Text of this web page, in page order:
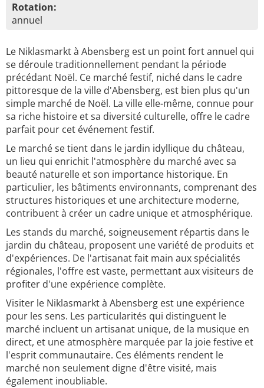
Rotation:
annuel
Le Niklasmarkt à Abensberg est un point fort annuel qui
se déroule traditionnellement pendant la période
précédant Noël. Ce marché festif, niché dans le cadre
pittoresque de la ville d'Abensberg, est bien plus qu'un
simple marché de Noël. La ville elle-même, connue pour
sa riche histoire et sa diversité culturelle, offre le cadre
parfait pour cet événement festif.
Le marché se tient dans le jardin idyllique du château,
un lieu qui enrichit l'atmosphère du marché avec sa
beauté naturelle et son importance historique. En
particulier, les bâtiments environnants, comprenant des
structures historiques et une architecture moderne,
contribuent à créer un cadre unique et atmosphérique.
Les stands du marché, soigneusement répartis dans le
jardin du château, proposent une variété de produits et
d'expériences. De l'artisanat fait main aux spécialités
régionales, l'offre est vaste, permettant aux visiteurs de
profiter d'une expérience complète.
Visiter le Niklasmarkt à Abensberg est une expérience
pour les sens. Les particularités qui distinguent le
marché incluent un artisanat unique, de la musique en
direct, et une atmosphère marquée par la joie festive et
l'esprit communautaire. Ces éléments rendent le
marché non seulement digne d'être visité, mais
également inoubliable.